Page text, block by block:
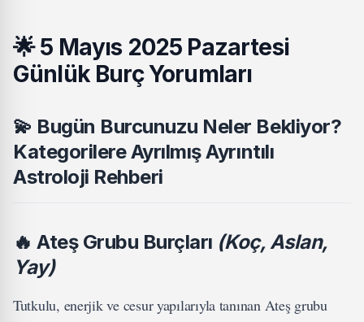
🌟5 Mayıs 2025 Pazartesi
Günlük Burç Yorumları
💫 Bugün Burcunuzu Neler Bekliyor?
Kategorilere Ayrılmış Ayrıntılı
Astroloji Rehberi
🔥Ateş Grubu Burçları (Koç, Aslan,
Yay)
Tutkulu, enerjik ve cesur yapılarıyla tanınan Ateş grubu